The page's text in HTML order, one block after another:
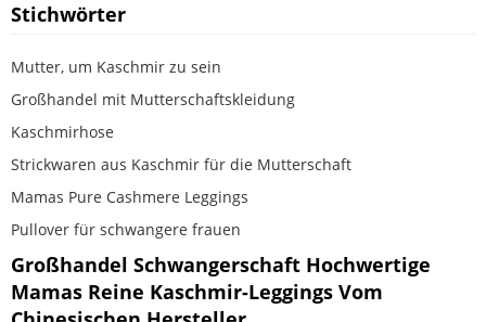
Stichwörter
Mutter, um Kaschmir zu sein
Großhandel mit Mutterschaftskleidung
Kaschmirhose
Strickwaren aus Kaschmir für die Mutterschaft
Mamas Pure Cashmere Leggings
Pullover für schwangere frauen
Großhandel Schwangerschaft Hochwertige
Mamas Reine Kaschmir-Leggings Vom